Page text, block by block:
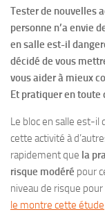
Tester de nouvelles
personne n’a envie
en salle est-il
décidé de vous
vous aider à mieux
Et pratiquer en toute
Le bloc en salle est-il
cette activité à
rapidement que la
risque modéré pour
niveau de risque
le montre cette étude